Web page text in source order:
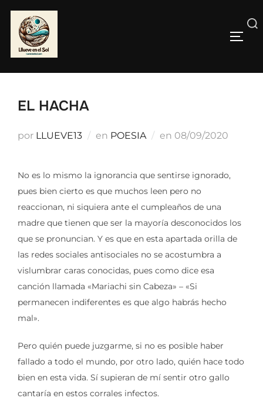
contenido
Buscar:
EL HACHA
por LLUEVE13 en POESIA en Publicado
08/09/2020
No es lo mismo la ignorancia que sentirse ignorado,
pues bien cierto es que muchos leen pero no
reaccionan, ni siquiera ante el cumpleaños de una
madre que tienen que ser la mayoría desconocidos los
que se pronuncian. Y es que en esta apartada orilla de
las redes sociales antisociales no se acostumbra a
vislumbrar caras conocidas, pues como dice esa
canción llamada «Mariachi sin Cabeza» – «Si
permanecen indiferentes es que algo habrás hecho
mal».
Pero quién puede juzgarme, si no es posible haber
fallado a todo el mundo, por otro lado, quién hace todo
bien en esta vida. Sí supieran de mí sentir otro gallo
cantaría en estos corrales infectos.